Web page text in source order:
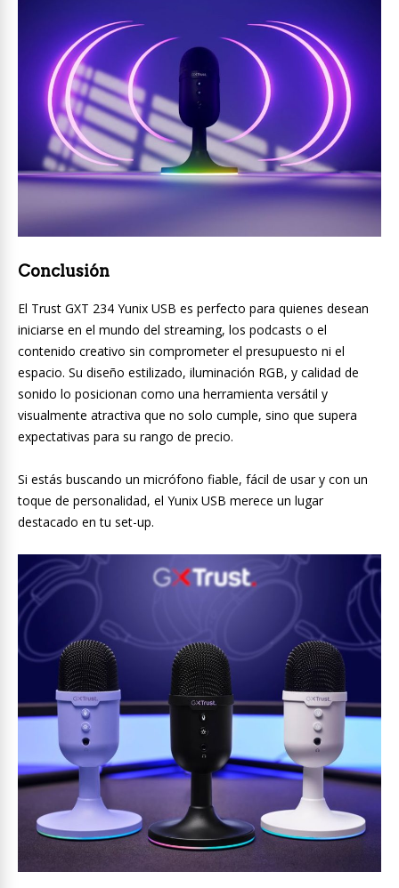
Conclusión
El Trust GXT 234 Yunix USB es perfecto para quienes desean
iniciarse en el mundo del streaming, los podcasts o el
contenido creativo sin comprometer el presupuesto ni el
espacio. Su diseño estilizado, iluminación RGB, y calidad de
sonido lo posicionan como una herramienta versátil y
visualmente atractiva que no solo cumple, sino que supera
expectativas para su rango de precio.
Si estás buscando un micrófono fiable, fácil de usar y con un
toque de personalidad, el Yunix USB merece un lugar
destacado en tu set-up.